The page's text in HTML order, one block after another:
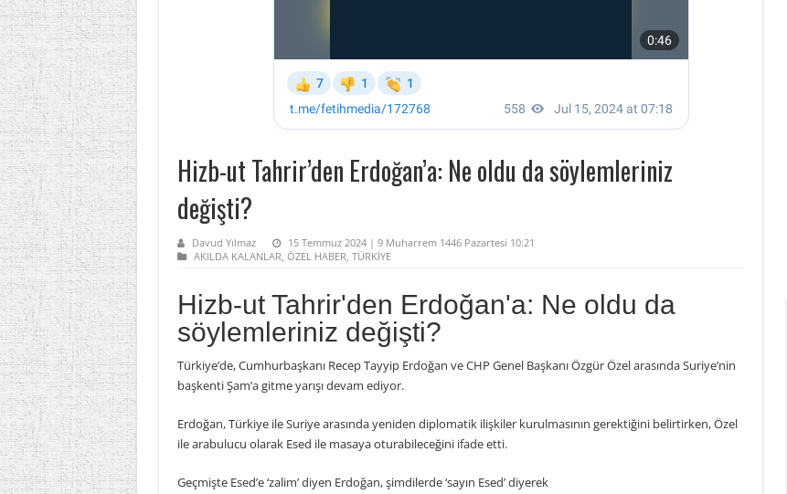
Hizb-ut Tahrir’den Erdoğan’a: Ne oldu da söylemleriniz
değişti?
Davud Yılmaz
15 Temmuz 2024 | 9 Muharrem 1446 Pazartesi 10:21
AKILDA KALANLAR, ÖZEL HABER, TÜRKİYE
Hizb-ut Tahrir'den Erdoğan'a: Ne oldu da
söylemleriniz değişti?
Türkiye’de, Cumhurbaşkanı Recep Tayyip Erdoğan ve CHP Genel Başkanı Özgür Özel arasında Suriye’nin
başkenti Şam’a gitme yarışı devam ediyor.
Erdoğan, Türkiye ile Suriye arasında yeniden diplomatik ilişkiler kurulmasının gerektiğini belirtirken, Özel
ile arabulucu olarak Esed ile masaya oturabileceğini ifade etti.
Geçmişte Esed’e ‘zalim’ diyen Erdoğan, şimdilerde ‘sayın Esed’ diyerek